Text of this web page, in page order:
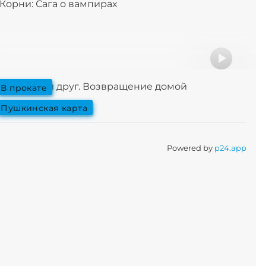
Корни: Сага о вампирах
в прокате
пушкинская карта
Мой дикий друг. Возвращение домой
Powered by p24.app